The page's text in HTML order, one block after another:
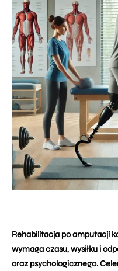
Rehabilitacja po amputacji
wymaga czasu, wysiłku i
oraz psychologicznego.